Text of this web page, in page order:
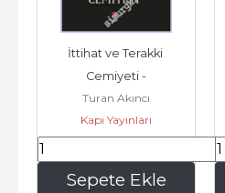
Sepete Ekle
İttihat ve Terakki
Cemiyeti -
Turan Akıncı
Kapı Yayınları
525,00